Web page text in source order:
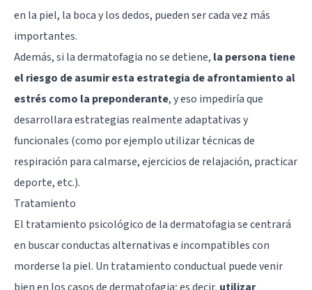
en la piel, la boca y los dedos, pueden ser cada vez más
importantes.
Además, si la dermatofagia no se detiene, la persona tiene
el riesgo de asumir esta estrategia de afrontamiento al
estrés como la preponderante, y eso impediría que
desarrollara estrategias realmente adaptativas y
funcionales (como por ejemplo utilizar técnicas de
respiración para calmarse, ejercicios de relajación, practicar
deporte, etc.).
Tratamiento
El tratamiento psicológico de la dermatofagia se centrará
en buscar conductas alternativas e incompatibles con
morderse la piel. Un tratamiento conductual puede venir